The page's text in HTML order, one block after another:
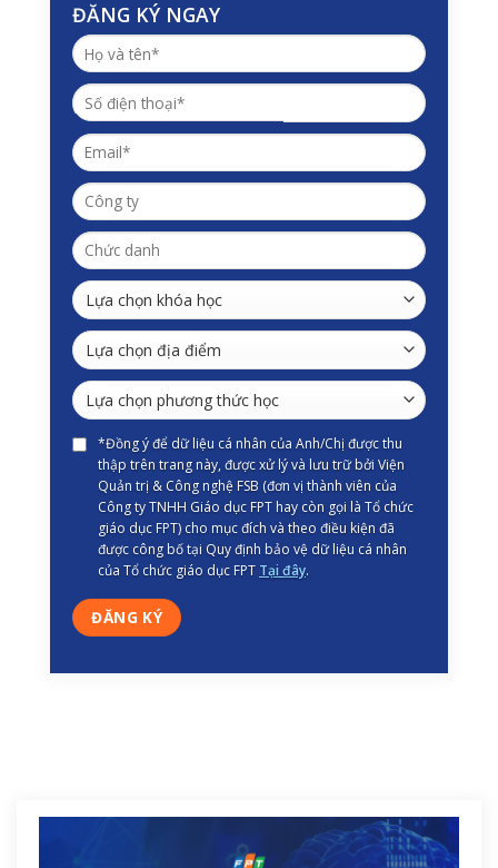
ĐĂNG KÝ NGAY
*Đồng ý để dữ liệu cá nhân của Anh/Chị được thu
thập trên trang này, được xử lý và lưu trữ bởi Viện
Quản trị & Công nghệ FSB (đơn vị thành viên của
Công ty TNHH Giáo dục FPT hay còn gọi là Tổ chức
giáo dục FPT) cho mục đích và theo điều kiện đã
được công bố tại Quy định bảo vệ dữ liệu cá nhân
của Tổ chức giáo dục FPT Tại đây.